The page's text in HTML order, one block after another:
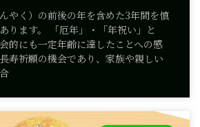
やく）の前後の年を含めた3年間を慎
ります。 「厄年」・「年祝い」と
的にも一定年齢に達したことへの感
寿祈願の機会であり、家族や親しい